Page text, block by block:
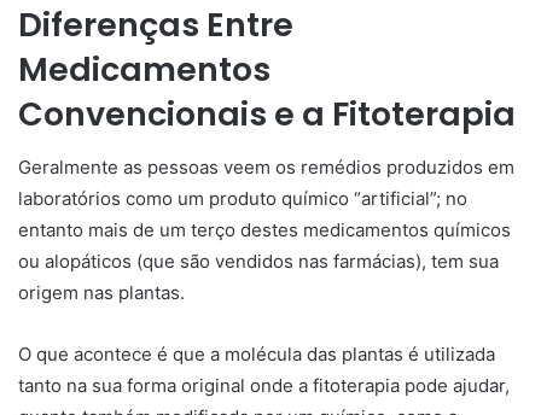
Diferenças Entre
Medicamentos
Convencionais e a Fitoterapia
Geralmente as pessoas veem os remédios produzidos em
laboratórios como um produto químico “artificial”; no
entanto mais de um terço destes medicamentos químicos
ou alopáticos (que são vendidos nas farmácias), tem sua
origem nas plantas.
O que acontece é que a molécula das plantas é utilizada
tanto na sua forma original onde a fitoterapia pode ajudar,